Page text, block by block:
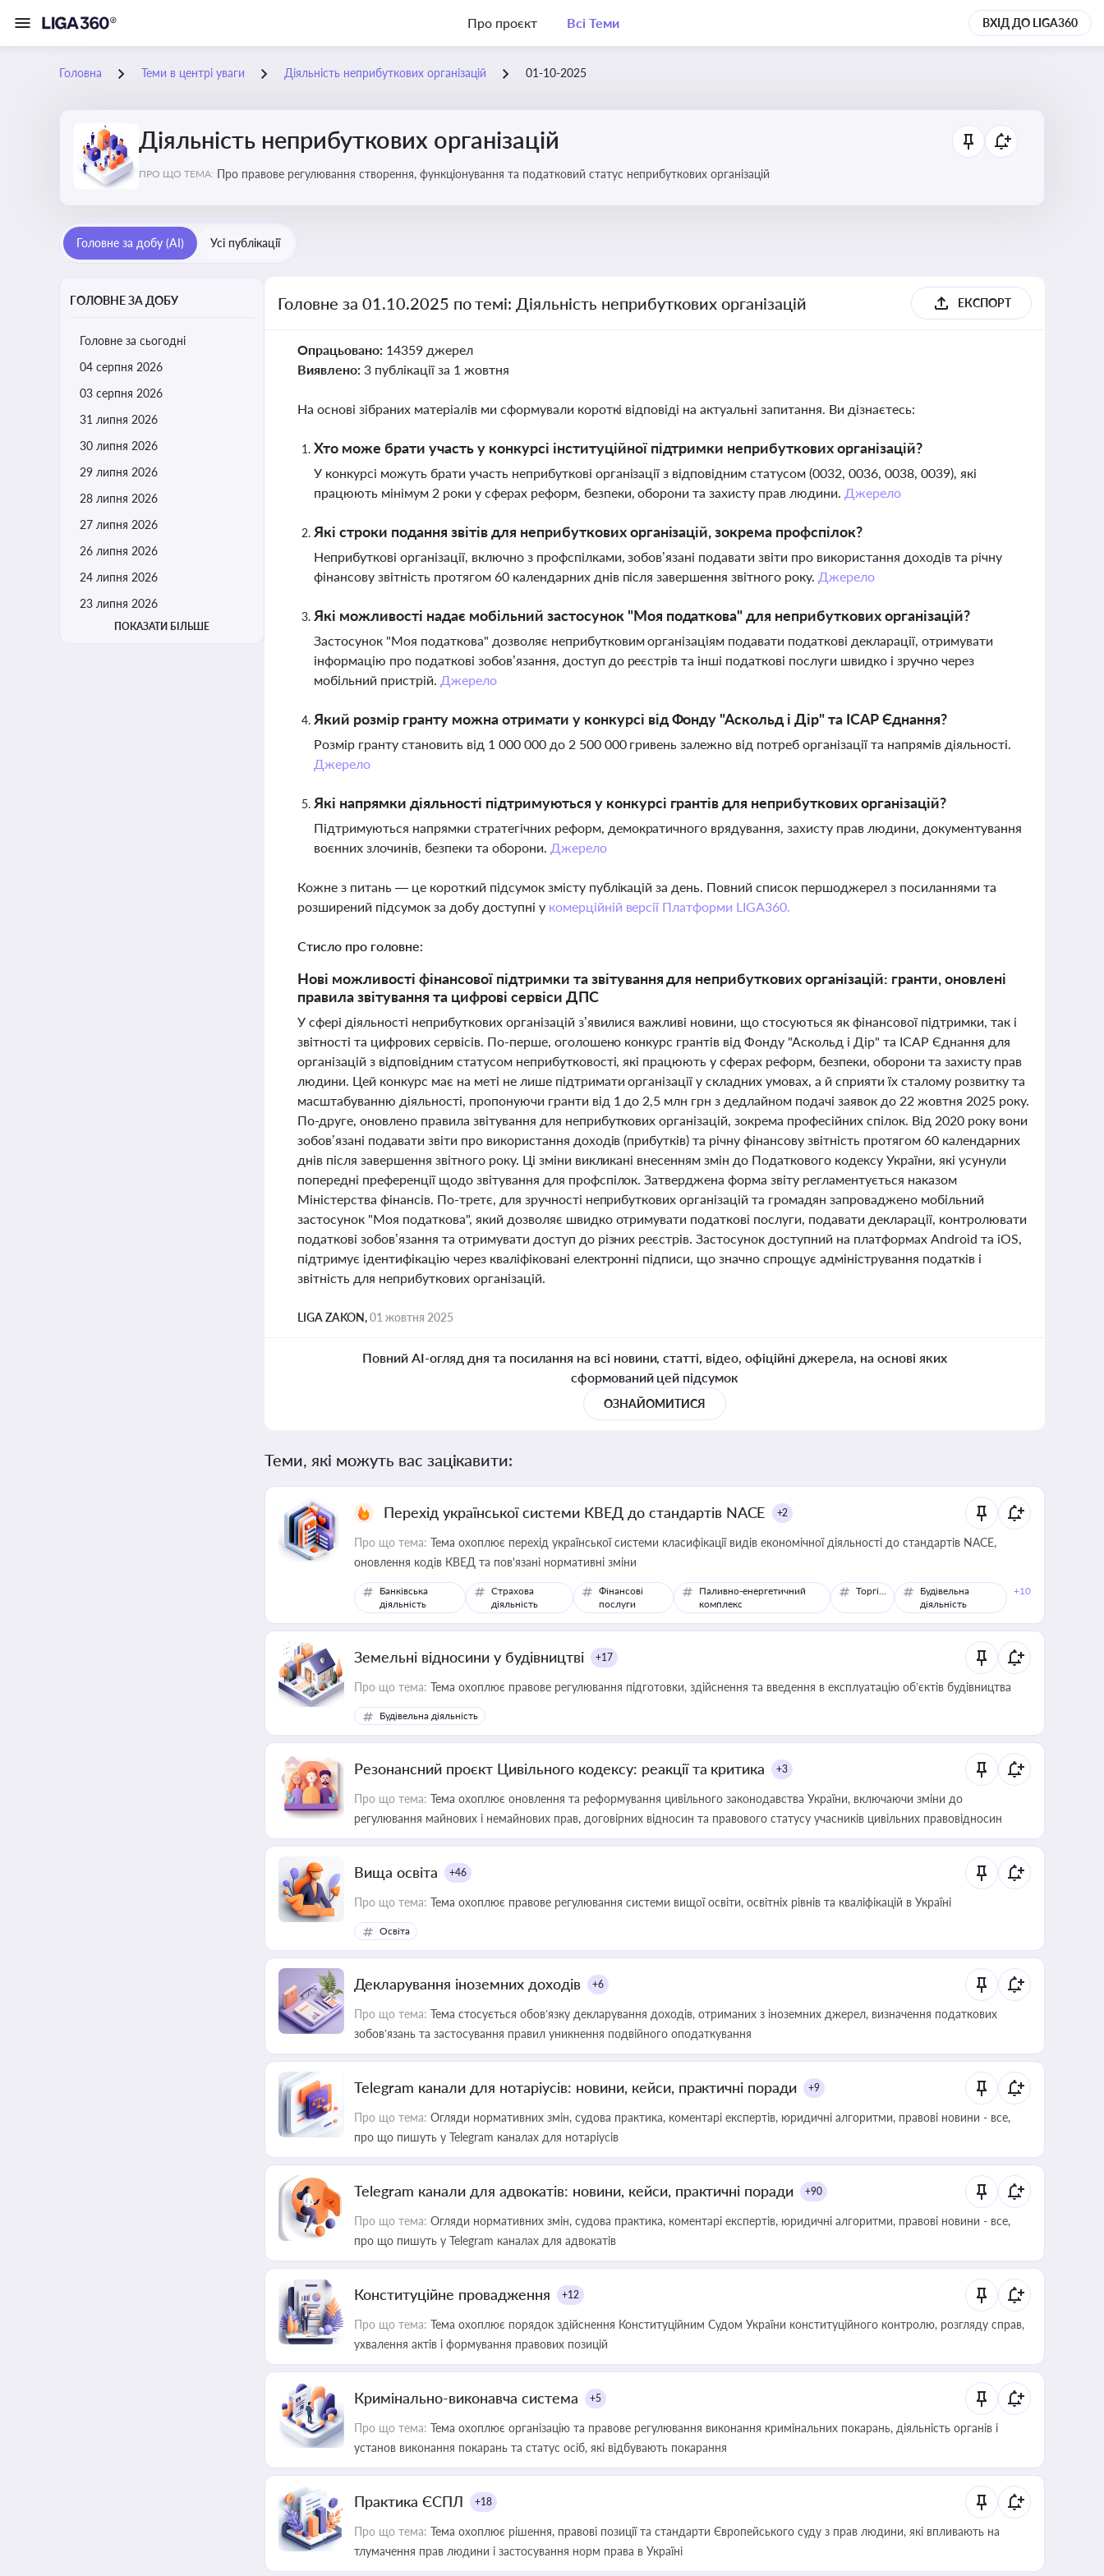
Про проєкт Всі Теми ВХІД ДО LIGA360
Головна Теми в центрі уваги Діяльність неприбуткових організацій 01-10-2025
Діяльність неприбуткових організацій
ПРО ЩО ТЕМА: Про правове регулювання створення, функціонування та податковий статус неприбуткових організацій
Головне за добу (AI) Усі публікації
ГОЛОВНЕ ЗА ДОБУ
Головне за сьогодні
04 серпня 2026
03 серпня 2026
31 липня 2026
30 липня 2026
29 липня 2026
28 липня 2026
27 липня 2026
26 липня 2026
24 липня 2026
23 липня 2026
ПОКАЗАТИ БІЛЬШЕ
Головне за 01.10.2025 по темі: Діяльність неприбуткових організацій ЕКСПОРТ
Опрацьовано: 14359 джерел
Виявлено: 3 публікації за 1 жовтня
На основі зібраних матеріалів ми сформували короткі відповіді на актуальні запитання. Ви дізнаєтесь:
Хто може брати участь у конкурсі інституційної підтримки неприбуткових організацій?
У конкурсі можуть брати участь неприбуткові організації з відповідним статусом (0032, 0036, 0038, 0039), які
працюють мінімум 2 роки у сферах реформ, безпеки, оборони та захисту прав людини. Джерело
Які строки подання звітів для неприбуткових організацій, зокрема профспілок?
Неприбуткові організації, включно з профспілками, зобов’язані подавати звіти про використання доходів та річну
фінансову звітність протягом 60 календарних днів після завершення звітного року. Джерело
Які можливості надає мобільний застосунок "Моя податкова" для неприбуткових організацій?
Застосунок "Моя податкова" дозволяє неприбутковим організаціям подавати податкові декларації, отримувати
інформацію про податкові зобов’язання, доступ до реєстрів та інші податкові послуги швидко і зручно через
мобільний пристрій. Джерело
Який розмір гранту можна отримати у конкурсі від Фонду "Аскольд і Дір" та ІСАР Єднання?
Розмір гранту становить від 1 000 000 до 2 500 000 гривень залежно від потреб організації та напрямів діяльності.
Джерело
Які напрямки діяльності підтримуються у конкурсі грантів для неприбуткових організацій?
Підтримуються напрямки стратегічних реформ, демократичного врядування, захисту прав людини, документування
воєнних злочинів, безпеки та оборони. Джерело
Кожне з питань — це короткий підсумок змісту публікацій за день. Повний список першоджерел з посиланнями та
розширений підсумок за добу доступні у комерційній версії Платформи LIGA360.
Стисло про головне:
Нові можливості фінансової підтримки та звітування для неприбуткових організацій: гранти, оновлені
правила звітування та цифрові сервіси ДПС
У сфері діяльності неприбуткових організацій з’явилися важливі новини, що стосуються як фінансової підтримки, так і
звітності та цифрових сервісів. По-перше, оголошено конкурс грантів від Фонду "Аскольд і Дір" та ІСАР Єднання для
організацій з відповідним статусом неприбутковості, які працюють у сферах реформ, безпеки, оборони та захисту прав
людини. Цей конкурс має на меті не лише підтримати організації у складних умовах, а й сприяти їх сталому розвитку та
масштабуванню діяльності, пропонуючи гранти від 1 до 2,5 млн грн з дедлайном подачі заявок до 22 жовтня 2025 року.
По-друге, оновлено правила звітування для неприбуткових організацій, зокрема професійних спілок. Від 2020 року вони
зобов’язані подавати звіти про використання доходів (прибутків) та річну фінансову звітність протягом 60 календарних
днів після завершення звітного року. Ці зміни викликані внесенням змін до Податкового кодексу України, які усунули
попередні преференції щодо звітування для профспілок. Затверджена форма звіту регламентується наказом
Міністерства фінансів. По-третє, для зручності неприбуткових організацій та громадян запроваджено мобільний
застосунок "Моя податкова", який дозволяє швидко отримувати податкові послуги, подавати декларації, контролювати
податкові зобов’язання та отримувати доступ до різних реєстрів. Застосунок доступний на платформах Android та iOS,
підтримує ідентифікацію через кваліфіковані електронні підписи, що значно спрощує адміністрування податків і
звітність для неприбуткових організацій.
LIGA ZAKON,01 жовтня 2025
Повний AI-огляд дня та посилання на всі новини, статті, відео, офіційні джерела, на основі яких
сформований цей підсумок
ОЗНАЙОМИТИСЯ
Теми, які можуть вас зацікавити:
Перехід української системи КВЕД до стандартів NACE +2
Про що тема: Тема охоплює перехід української системи класифікації видів економічної діяльності до стандартів NACE,
оновлення кодів КВЕД та пов'язані нормативні зміни
Банківська
діяльність
Страхова
діяльність
Фінансові
послуги
Паливно-енергетичний
комплекс
Торгівля
Будівельна
діяльність
+10
Земельні відносини у будівництві +17
Про що тема: Тема охоплює правове регулювання підготовки, здійснення та введення в експлуатацію об’єктів будівництва
Будівельна діяльність
Резонансний проєкт Цивільного кодексу: реакції та критика +3
Про що тема: Тема охоплює оновлення та реформування цивільного законодавства України, включаючи зміни до
регулювання майнових і немайнових прав, договірних відносин та правового статусу учасників цивільних правовідносин
Вища освіта +46
Про що тема: Тема охоплює правове регулювання системи вищої освіти, освітніх рівнів та кваліфікацій в Україні
Освіта
Декларування іноземних доходів +6
Про що тема: Тема стосується обов’язку декларування доходів, отриманих з іноземних джерел, визначення податкових
зобов’язань та застосування правил уникнення подвійного оподаткування
Telegram канали для нотаріусів: новини, кейси, практичні поради +9
Про що тема: Огляди нормативних змін, судова практика, коментарі експертів, юридичні алгоритми, правові новини - все,
про що пишуть у Telegram каналах для нотаріусів
Telegram канали для адвокатів: новини, кейси, практичні поради +90
Про що тема: Огляди нормативних змін, судова практика, коментарі експертів, юридичні алгоритми, правові новини - все,
про що пишуть у Telegram каналах для адвокатів
Конституційне провадження +12
Про що тема: Тема охоплює порядок здійснення Конституційним Судом України конституційного контролю, розгляду справ,
ухвалення актів і формування правових позицій
Кримінально-виконавча система +5
Про що тема: Тема охоплює організацію та правове регулювання виконання кримінальних покарань, діяльність органів і
установ виконання покарань та статус осіб, які відбувають покарання
Практика ЄСПЛ +18
Про що тема: Тема охоплює рішення, правові позиції та стандарти Європейського суду з прав людини, які впливають на
тлумачення прав людини і застосування норм права в Україні